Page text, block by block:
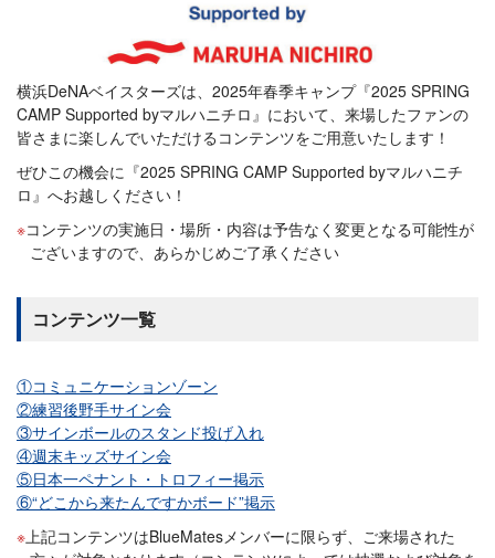
横浜DeNAベイスターズは、2025年春季キャンプ『2025 SPRING
CAMP Supported byマルハニチロ』において、来場したファンの
皆さまに楽しんでいただけるコンテンツをご用意いたします！
ぜひこの機会に『2025 SPRING CAMP Supported byマルハニチ
ロ』へお越しください！
コンテンツの実施日・場所・内容は予告なく変更となる可能性が
ございますので、あらかじめご了承ください
コンテンツ一覧
①コミュニケーションゾーン
②練習後野手サイン会
③サインボールのスタンド投げ入れ
④週末キッズサイン会
⑤日本一ペナント・トロフィー掲示
⑥“どこから来たんですかボード”掲示
上記コンテンツはBlueMatesメンバーに限らず、ご来場された